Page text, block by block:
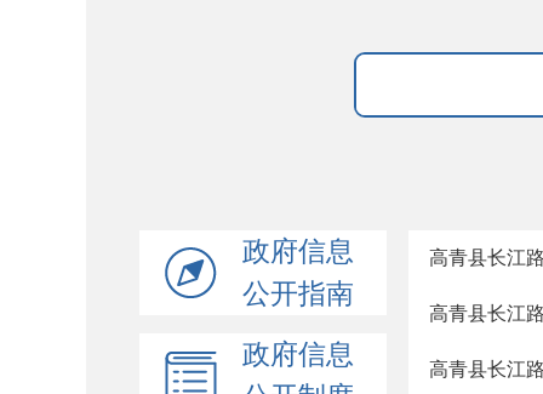
政府信息
公开指南
政府信息
高青县长江
高青县长江
高青县长江